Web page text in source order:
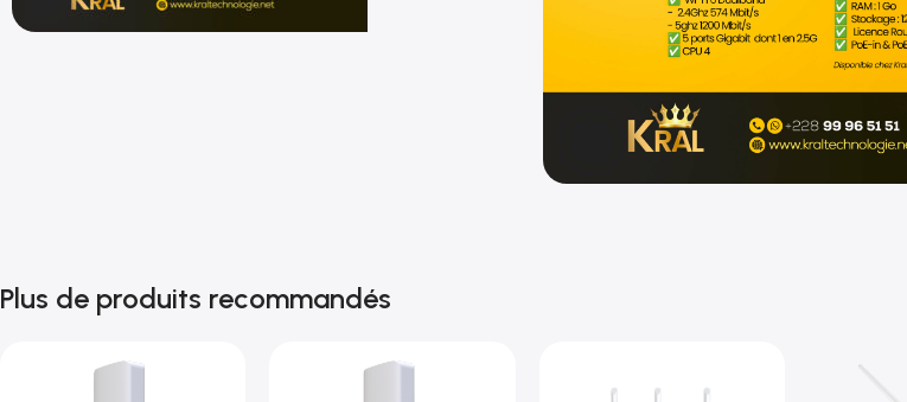
Plus de produits recommandés